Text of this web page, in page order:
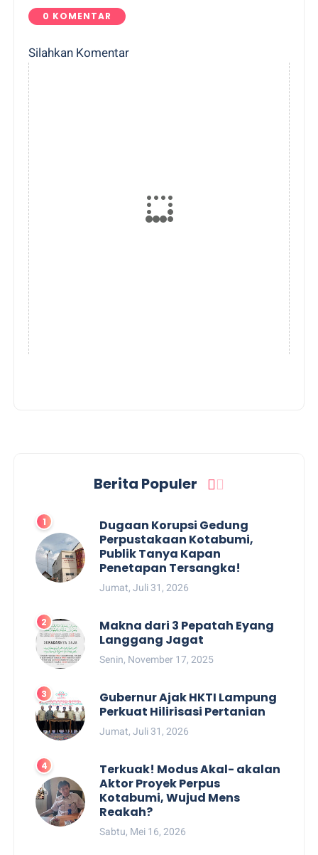
0 KOMENTAR
Silahkan Komentar
Berita Populer
Dugaan Korupsi Gedung
Perpustakaan Kotabumi,
Publik Tanya Kapan
Penetapan Tersangka!
Jumat, Juli 31, 2026
Makna dari 3 Pepatah Eyang
Langgang Jagat
Senin, November 17, 2025
Gubernur Ajak HKTI Lampung
Perkuat Hilirisasi Pertanian
Jumat, Juli 31, 2026
Terkuak! Modus Akal- akalan
Aktor Proyek Perpus
Kotabumi, Wujud Mens
Reakah?
Sabtu, Mei 16, 2026